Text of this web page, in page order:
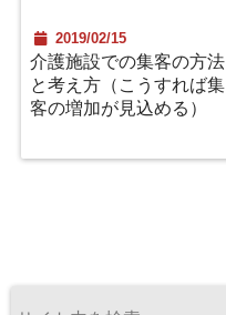
2019/02/15
介護施設での集客の方法
と考え方（こうすれば集
客の増加が見込める）